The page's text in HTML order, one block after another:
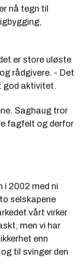
nå tegn til
er store uløste
rådgivere. - Det
god aktivitet.
Saghaug tror
fagfelt og derfor
i 2002 med ni
selskapene
vårt virker
men vi har
enn
til svinger den